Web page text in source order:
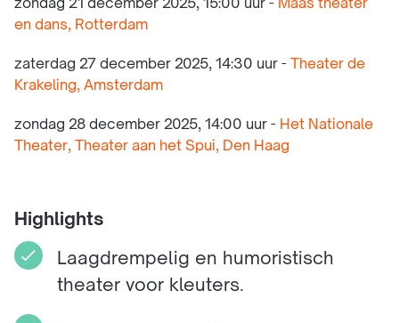
zondag 21 december 2025, 15:00 uur - Maas theater
en dans, Rotterdam
zaterdag 27 december 2025, 14:30 uur -
Theater de
Krakeling, Amsterdam
zondag 28 december 2025, 14:00 uur - Het Nationale
Theater, Theater aan het Spui, Den Haag
Highlights
Laagdrempelig en humoristisch
theater voor kleuters.